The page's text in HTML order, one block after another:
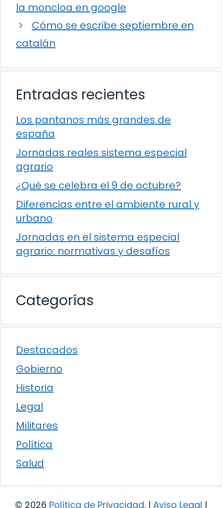
la moncloa en google
Cómo se escribe septiembre en
catalán
Entradas recientes
Los pantanos más grandes de
españa
Jornadas reales sistema especial
agrario
¿Qué se celebra el 9 de octubre?
Diferencias entre el ambiente rural y
urbano
Jornadas en el sistema especial
agrario: normativas y desafíos
Categorías
Destacados
Gobierno
Historia
Legal
Militares
Política
Salud
© 2026 Política de Privacidad. | Aviso Legal |